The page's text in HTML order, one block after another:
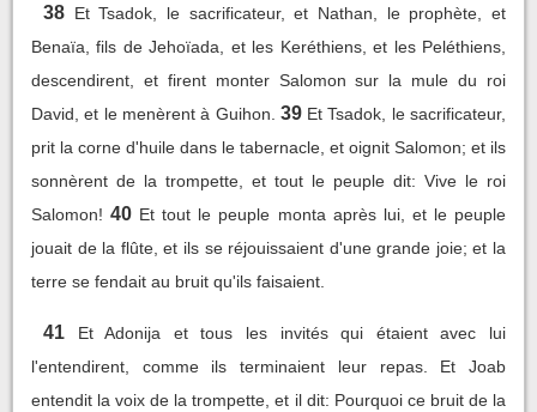
38 Et Tsadok, le sacrificateur, et Nathan, le prophète, et
Benaïa, fils de Jehoïada, et les Keréthiens, et les Peléthiens,
descendirent, et firent monter Salomon sur la mule du roi
David, et le menèrent à Guihon. 39 Et Tsadok, le sacrificateur,
prit la corne d'huile dans le tabernacle, et oignit Salomon; et ils
sonnèrent de la trompette, et tout le peuple dit: Vive le roi
Salomon! 40 Et tout le peuple monta après lui, et le peuple
jouait de la flûte, et ils se réjouissaient d'une grande joie; et la
terre se fendait au bruit qu'ils faisaient.
41
Et Adonija et tous les invités qui étaient avec lui
l'entendirent, comme ils terminaient leur repas. Et Joab
entendit la voix de la trompette, et il dit: Pourquoi ce bruit de la